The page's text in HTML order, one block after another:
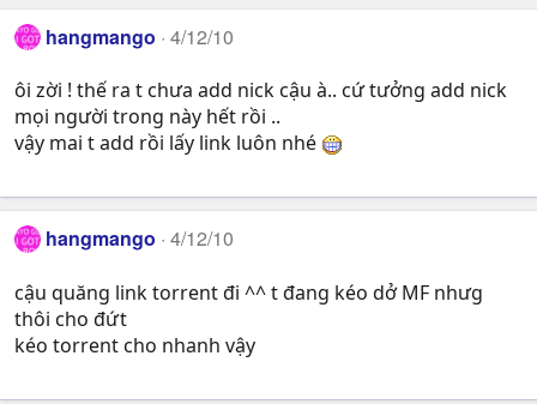
hangmango 4/12/10
ôi zời ! thế ra t chưa add nick cậu à.. cứ tưởng add nick
mọi người trong này hết rồi ..
vậy mai t add rồi lấy link luôn nhé
hangmango 4/12/10
cậu quăng link torrent đi ^^ t đang kéo dở MF nhưg
thôi cho đứt
kéo torrent cho nhanh vậy